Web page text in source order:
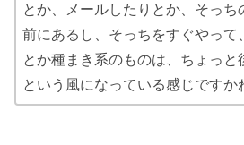
とか、メールしたりとか、そっち
前にあるし、そっちをすぐやって
とか種まき系のものは、ちょっと
という風になっている感じですか